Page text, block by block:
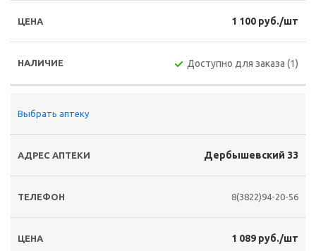
1 100 руб./шт
Доступно для заказа (1)
Выбрать аптеку
Дербышевский 33
8(3822)94-20-56
1 089 руб./шт